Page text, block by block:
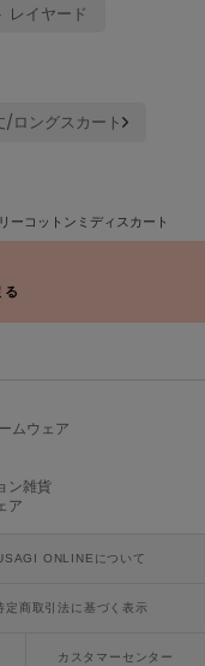
レイヤード
/ロングスカート
ーコットンミディスカート
ムウェア
ン雑貨
ア
ONLINEについて
定商取引法に基づく表示
カスタマーセンター